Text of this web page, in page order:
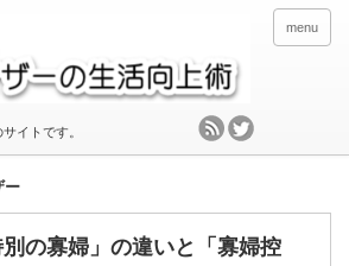
イトです。
menu
ー
別の寡婦」の違いと「寡婦控